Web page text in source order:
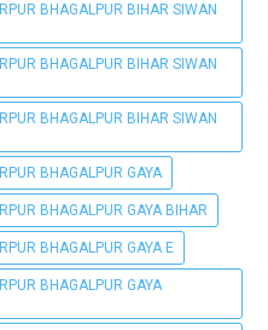
BHAGALPUR BIHAR SIWAN
BHAGALPUR BIHAR SIWAN
BHAGALPUR BIHAR SIWAN
BHAGALPUR GAYA
BHAGALPUR GAYA BIHAR
BHAGALPUR GAYA E
BHAGALPUR GAYA